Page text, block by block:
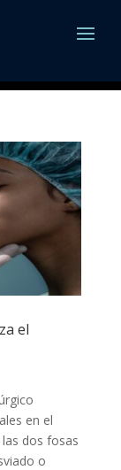
el
en el
dos fosas
o